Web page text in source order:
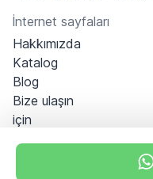
İnternet sayfaları
Hakkımızda
Katalog
Blog
Bize ulaşın
için